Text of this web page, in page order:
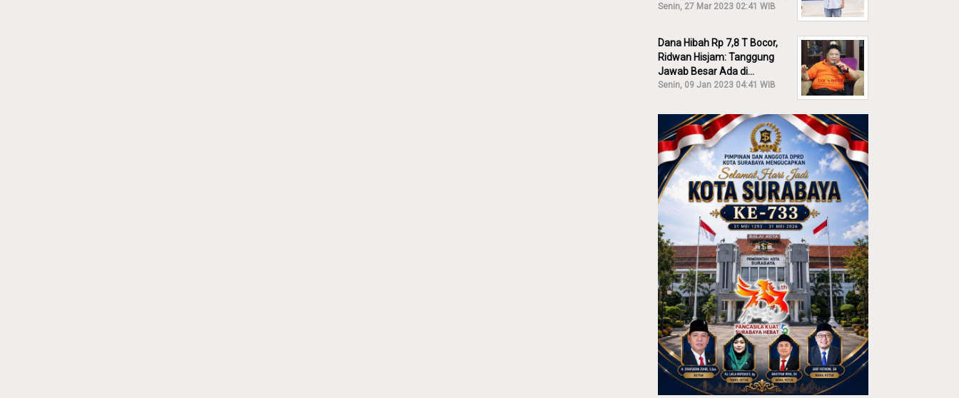
Sekali Kalau Ada yang
Senin, 27 Mar 2023 02:41 WIB
Dana Hibah Rp 7,8 T Bocor,
Ridwan Hisjam: Tanggung
Jawab Besar Ada di
Pemprov, Bukan DPRD Jatim!
Senin, 09 Jan 2023 04:41 WIB